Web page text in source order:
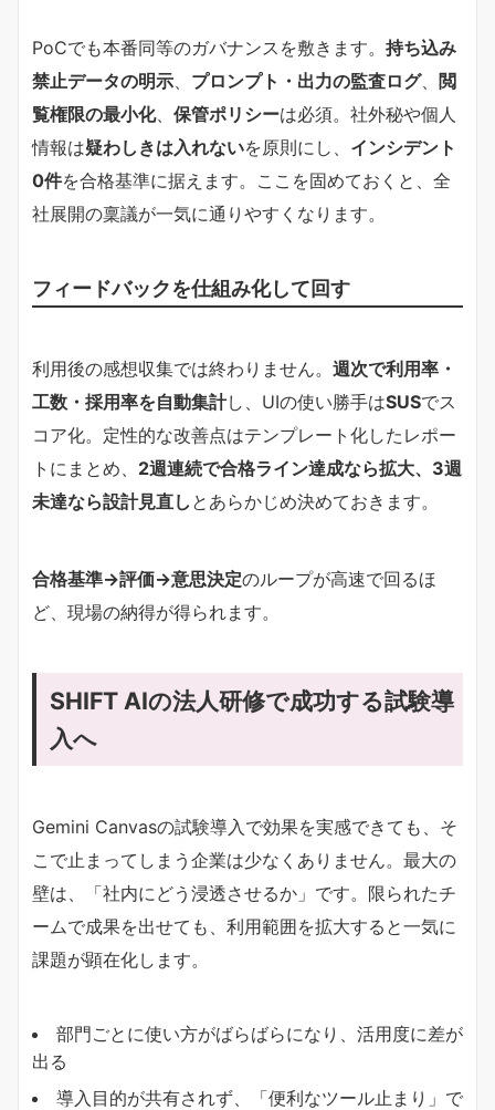
PoCでも本番同等のガバナンスを敷きます。 持ち込み
禁止データの明示
プロンプト・出力の監査ログ、 閲
覧権限の最小化、 保管ポリシーは必須。社外秘や個人
情報は疑わしきは入れないを原則にし、 インシデント
0件を合格基準に据えます。ここを固めておくと、全
社展開の稟議が一気に通りやすくなります。
フィードバックを仕組み化して回す
利用後の感想収集では終わりません。 週次で利用率・
工数・採用率を自動集計し、UIの使い勝手はSUSでス
コア化。定性的な改善点はテンプレート化したレポー
トにまとめ、 2週連続で合格ライン達成なら拡大、3週
未達なら設計見直し とあらかじめ決めておきます。
合格基準→評価→意思決定のループが高速で回るほ
ど、現場の納得が得られます。
SHIFT AIの法人研修で成功する試験導
入へ
Gemini Canvasの試験導入で効果を実感できても、そ
こで止まってしまう企業は少なくありません。最大の
壁は、「社内にどう浸透させるか」です。限られたチ
ームで成果を出せても、利用範囲を拡大すると一気に
課題が顕在化します。
部門ごとに使い方がばらばらになり、活用度に差が
出る
導入目的が共有されず、「便利なツール止まり」で